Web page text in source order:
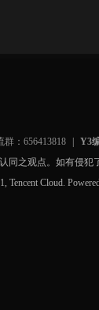
群：656413818
Y3
之观点。如有侵犯
Tencent Cloud.